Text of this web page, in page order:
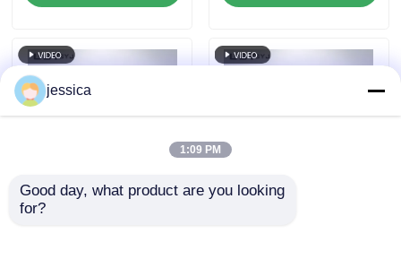
spazio di prova
velocità di prova
0,001~200mm/min
feedback della cella
reale e capacità
2000KGF
jessica
1:09 PM
Good day, what product are you looking
for?